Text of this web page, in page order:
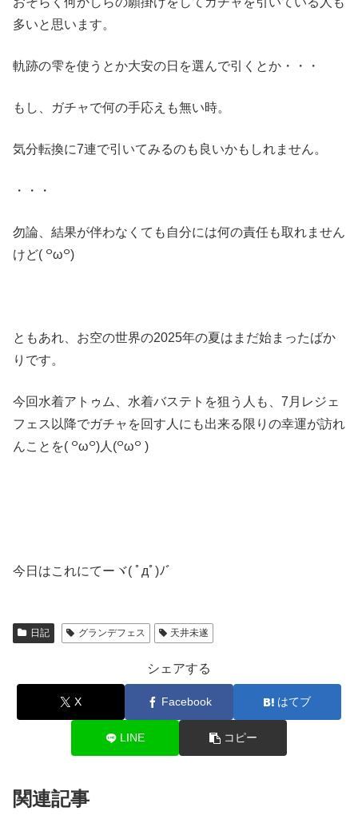
多いと思います。
軌跡の雫を使うとか大安の日を選んで引くとか・・・
もし、ガチャで何の手応えも無い時。
気分転換に7連で引いてみるのも良いかもしれません。
・・・
勿論、結果が伴わなくても自分には何の責任も取れません
けど( ꒪ω꒪)
ともあれ、お空の世界の2025年の夏はまだ始まったばか
りです。
今回水着アトゥム、水着バステトを狙う人も、7月レジェ
フェス以降でガチャを回す人にも出来る限りの幸運が訪れ
んことを( ꒪ω꒪)人(꒪ω꒪ )
今日はこれにてーヾ( ﾟдﾟ)ﾉ゛
日記 グランデフェス 天井未遂
シェアする
X Facebook はてブ
LINE コピー
関連記事